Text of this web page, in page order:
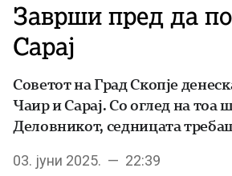
Заврши пред да
Сарај
Советот на Град Скопје
Чаир и Сарај. Со оглед на тоа
Деловникот, седницата
03. јуни 2025. — 22:39